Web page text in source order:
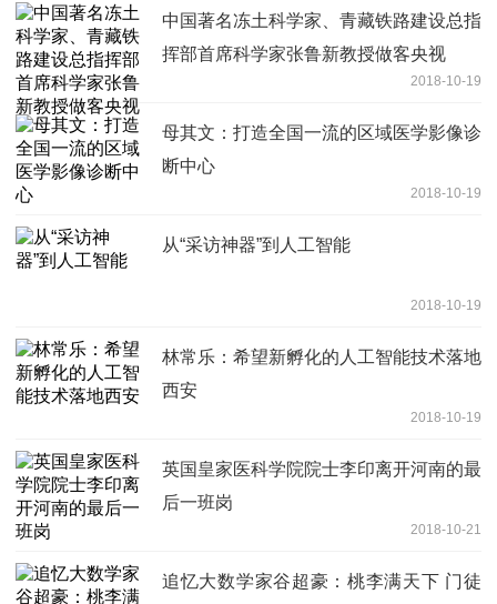
中国著名冻土科学家、青藏铁路建设总指
挥部首席科学家张鲁新教授做客央视
2018-10-19
母其文：打造全国一流的区域医学影像诊
断中心
2018-10-19
从“采访神器”到人工智能
2018-10-19
林常乐：希望新孵化的人工智能技术落地
西安
2018-10-19
英国皇家医科学院院士李印离开河南的最
后一班岗
2018-10-21
追忆大数学家谷超豪：桃李满天下 门徒